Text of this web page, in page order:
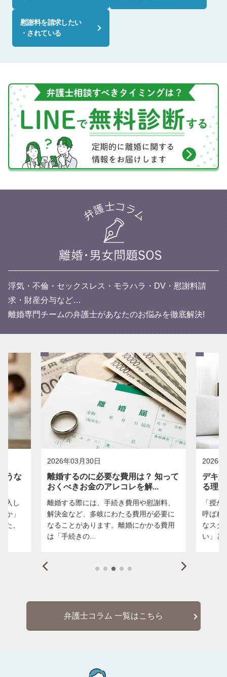
慰謝料を請求したい
・されている
浮気・不倫・セックスレス・モラハラ・DV・慰謝料請
求・財産分与など…
離婚専門チームの弁護士があなたのお悩みを徹底解決!
知って
料、
要に
費用
2026年02月04日
デキ婚の離婚率とは？ 高いと言われ
る理由や婚約破棄の注意点
「授かり婚」や「できちゃった婚」とも
呼ばれるデキ婚は、子宝に恵まれて幸せ
なスタートを切る一方で、「離婚率が高
い」と言われ...
2026
配偶
害
慢性
レス
をき
う一
弁護士コラム 一覧はこちら